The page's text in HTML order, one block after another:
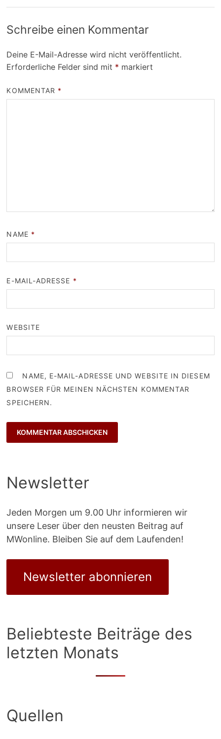
Schreibe einen Kommentar
Deine E-Mail-Adresse wird nicht veröffentlicht.
Erforderliche Felder sind mit * markiert
KOMMENTAR *
NAME *
E-MAIL-ADRESSE *
WEBSITE
NAME, E-MAIL-ADRESSE UND WEBSITE IN DIESEM
BROWSER FÜR MEINEN NÄCHSTEN KOMMENTAR
SPEICHERN.
Newsletter
Jeden Morgen um 9.00 Uhr informieren wir
unsere Leser über den neusten Beitrag auf
MWonline. Bleiben Sie auf dem Laufenden!
Newsletter abonnieren
Beliebteste Beiträge des
letzten Monats
Quellen